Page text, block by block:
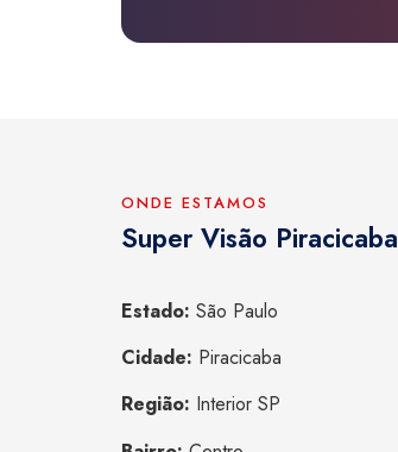
ONDE ESTAMOS
Super Visão Piracicaba
Estado: São Paulo
Cidade: Piracicaba
Região: Interior SP